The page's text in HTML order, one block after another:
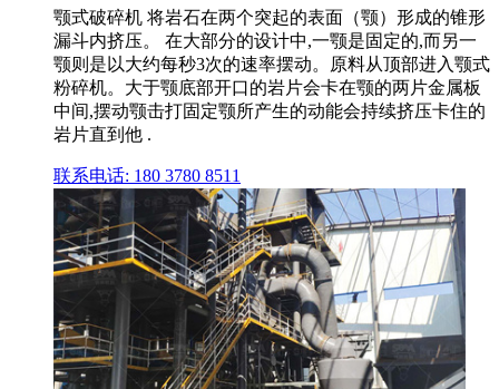
颚式破碎机 将岩石在两个突起的表面（颚）形成的锥形
漏斗内挤压。 在大部分的设计中,一颚是固定的,而另一
颚则是以大约每秒3次的速率摆动。原料从顶部进入颚式
粉碎机。大于颚底部开口的岩片会卡在颚的两片金属板
中间,摆动颚击打固定颚所产生的动能会持续挤压卡住的
岩片直到他 .
联系电话: 180 3780 8511